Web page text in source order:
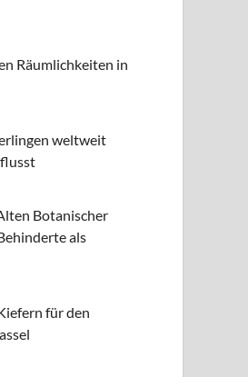
Räumlichkeiten in
weltweit
Botanischer
als
für den